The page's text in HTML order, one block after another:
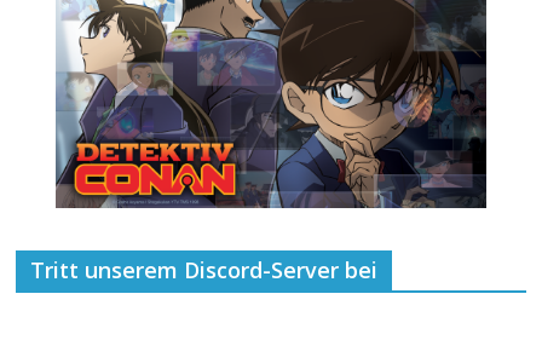
Tritt unserem Discord-Server bei